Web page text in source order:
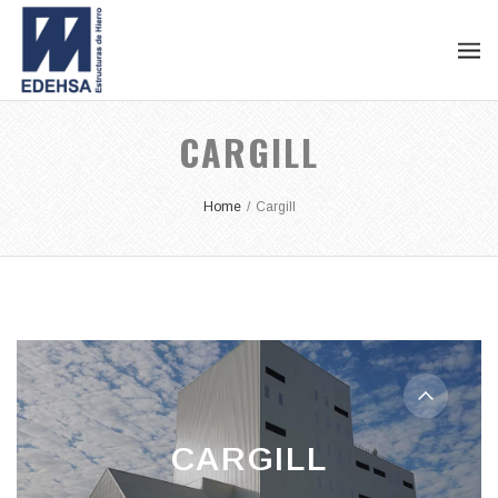
CARGILL
Home / Cargill
CARGILL